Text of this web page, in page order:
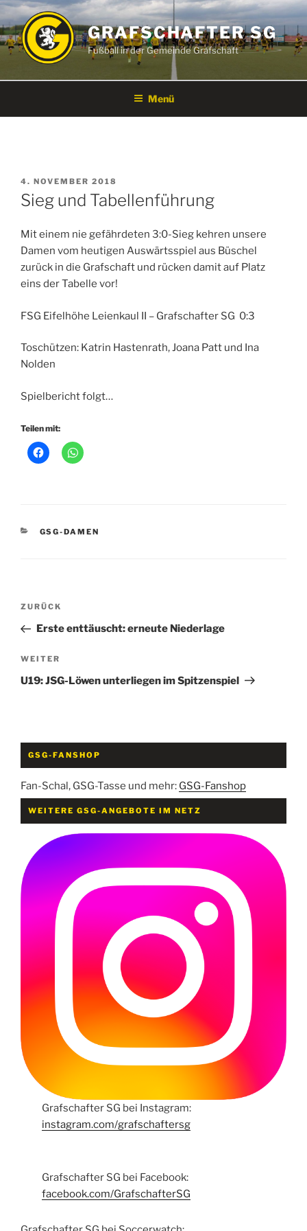
Zum
Inhalt
springen
GRAFSCHAFTER SG
Fußball in der Gemeinde Grafschaft
Menü
VERÖFFENTLICHT
AM
4. NOVEMBER 2018
Sieg und Tabellenführung
Mit einem nie gefährdeten 3:0-Sieg kehren unsere
Damen vom heutigen Auswärtsspiel aus Büschel
zurück in die Grafschaft und rücken damit auf Platz
eins der Tabelle vor!
FSG Eifelhöhe Leienkaul II – Grafschafter SG 0:3
Toschützen: Katrin Hastenrath, Joana Patt und Ina
Nolden
Spielbericht folgt…
Teilen mit:
KATEGORIEN
GSG-DAMEN
Beitragsnavigation
Vorheriger
Beitrag
ZURÜCK
Erste enttäuscht: erneute Niederlage
Nächster
Beitrag
WEITER
U19: JSG-Löwen unterliegen im Spitzenspiel
GSG-FANSHOP
Fan-Schal, GSG-Tasse und mehr: GSG-Fanshop
WEITERE GSG-ANGEBOTE IM NETZ
Grafschafter SG bei Instagram:
instagram.com/grafschaftersg
Grafschafter SG bei Facebook:
facebook.com/GrafschafterSG